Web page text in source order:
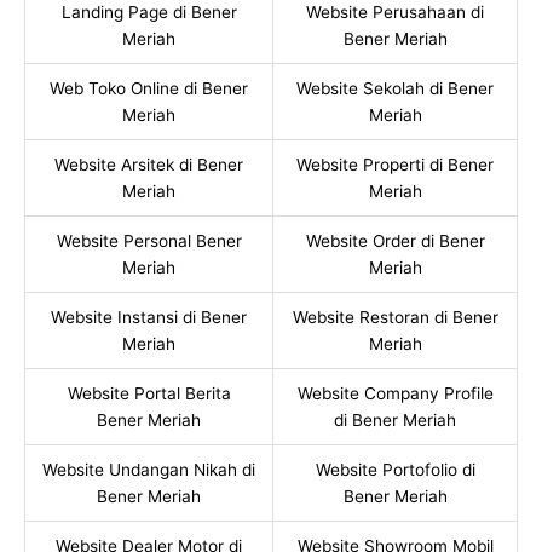
Landing Page di Bener
Meriah
Website Perusahaan di
Bener Meriah
Web Toko Online di Bener
Meriah
Website Sekolah di Bener
Meriah
Website Arsitek di Bener
Meriah
Website Properti di Bener
Meriah
Website Personal Bener
Meriah
Website Order di Bener
Meriah
Website Instansi di Bener
Meriah
Website Restoran di Bener
Meriah
Website Portal Berita
Bener Meriah
Website Company Profile
di Bener Meriah
Website Undangan Nikah di
Bener Meriah
Website Portofolio di
Bener Meriah
Website Dealer Motor di Website Showroom Mobil